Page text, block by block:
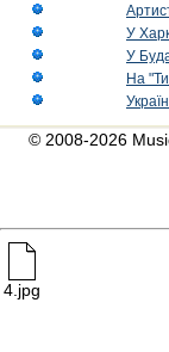
У
У
На
© 2008-2026
4.jpg